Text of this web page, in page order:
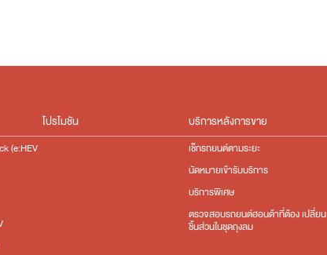
(e:HEV
โปรโมชัน บริการหลังการขาย
เช็กรถยนต์ตามระยะ
นัดหมายเข้ารับบริการ
บริการพิเศษ
ตรวจสอบรถยนต์ฮอนด้าที่ต้อง เปลี่ยน
ชิ้นส่วนในชุดถุงลม